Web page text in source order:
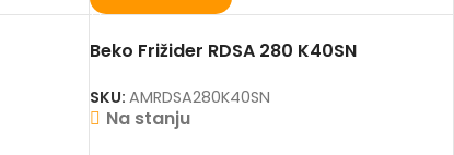
Beko Frižider RDSA 280 K40SN
SKU: AMRDSA280K40SN
Na stanju